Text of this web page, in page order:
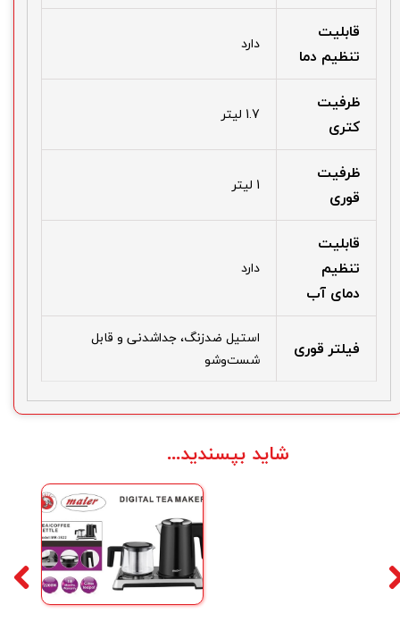
قابلیت
تنظیم دما
دارد
ظرفیت
کتری
1.7 لیتر
ظرفیت
قوری
1 لیتر
قابلیت
تنظیم
دمای آب
دارد
فیلتر قوری
استیل ضدزنگ، جداشدنی و قابل
شست‌وشو
شاید بپسندید...